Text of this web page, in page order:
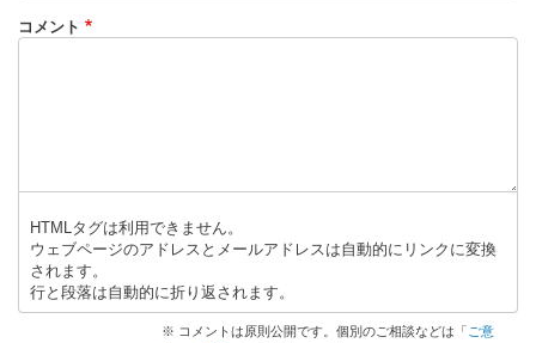
コメント
HTMLタグは利用できません。
ウェブページのアドレスとメールアドレスは自動的にリンクに変換
されます。
行と段落は自動的に折り返されます。
※ コメントは原則公開です。個別のご相談などは「 ご意